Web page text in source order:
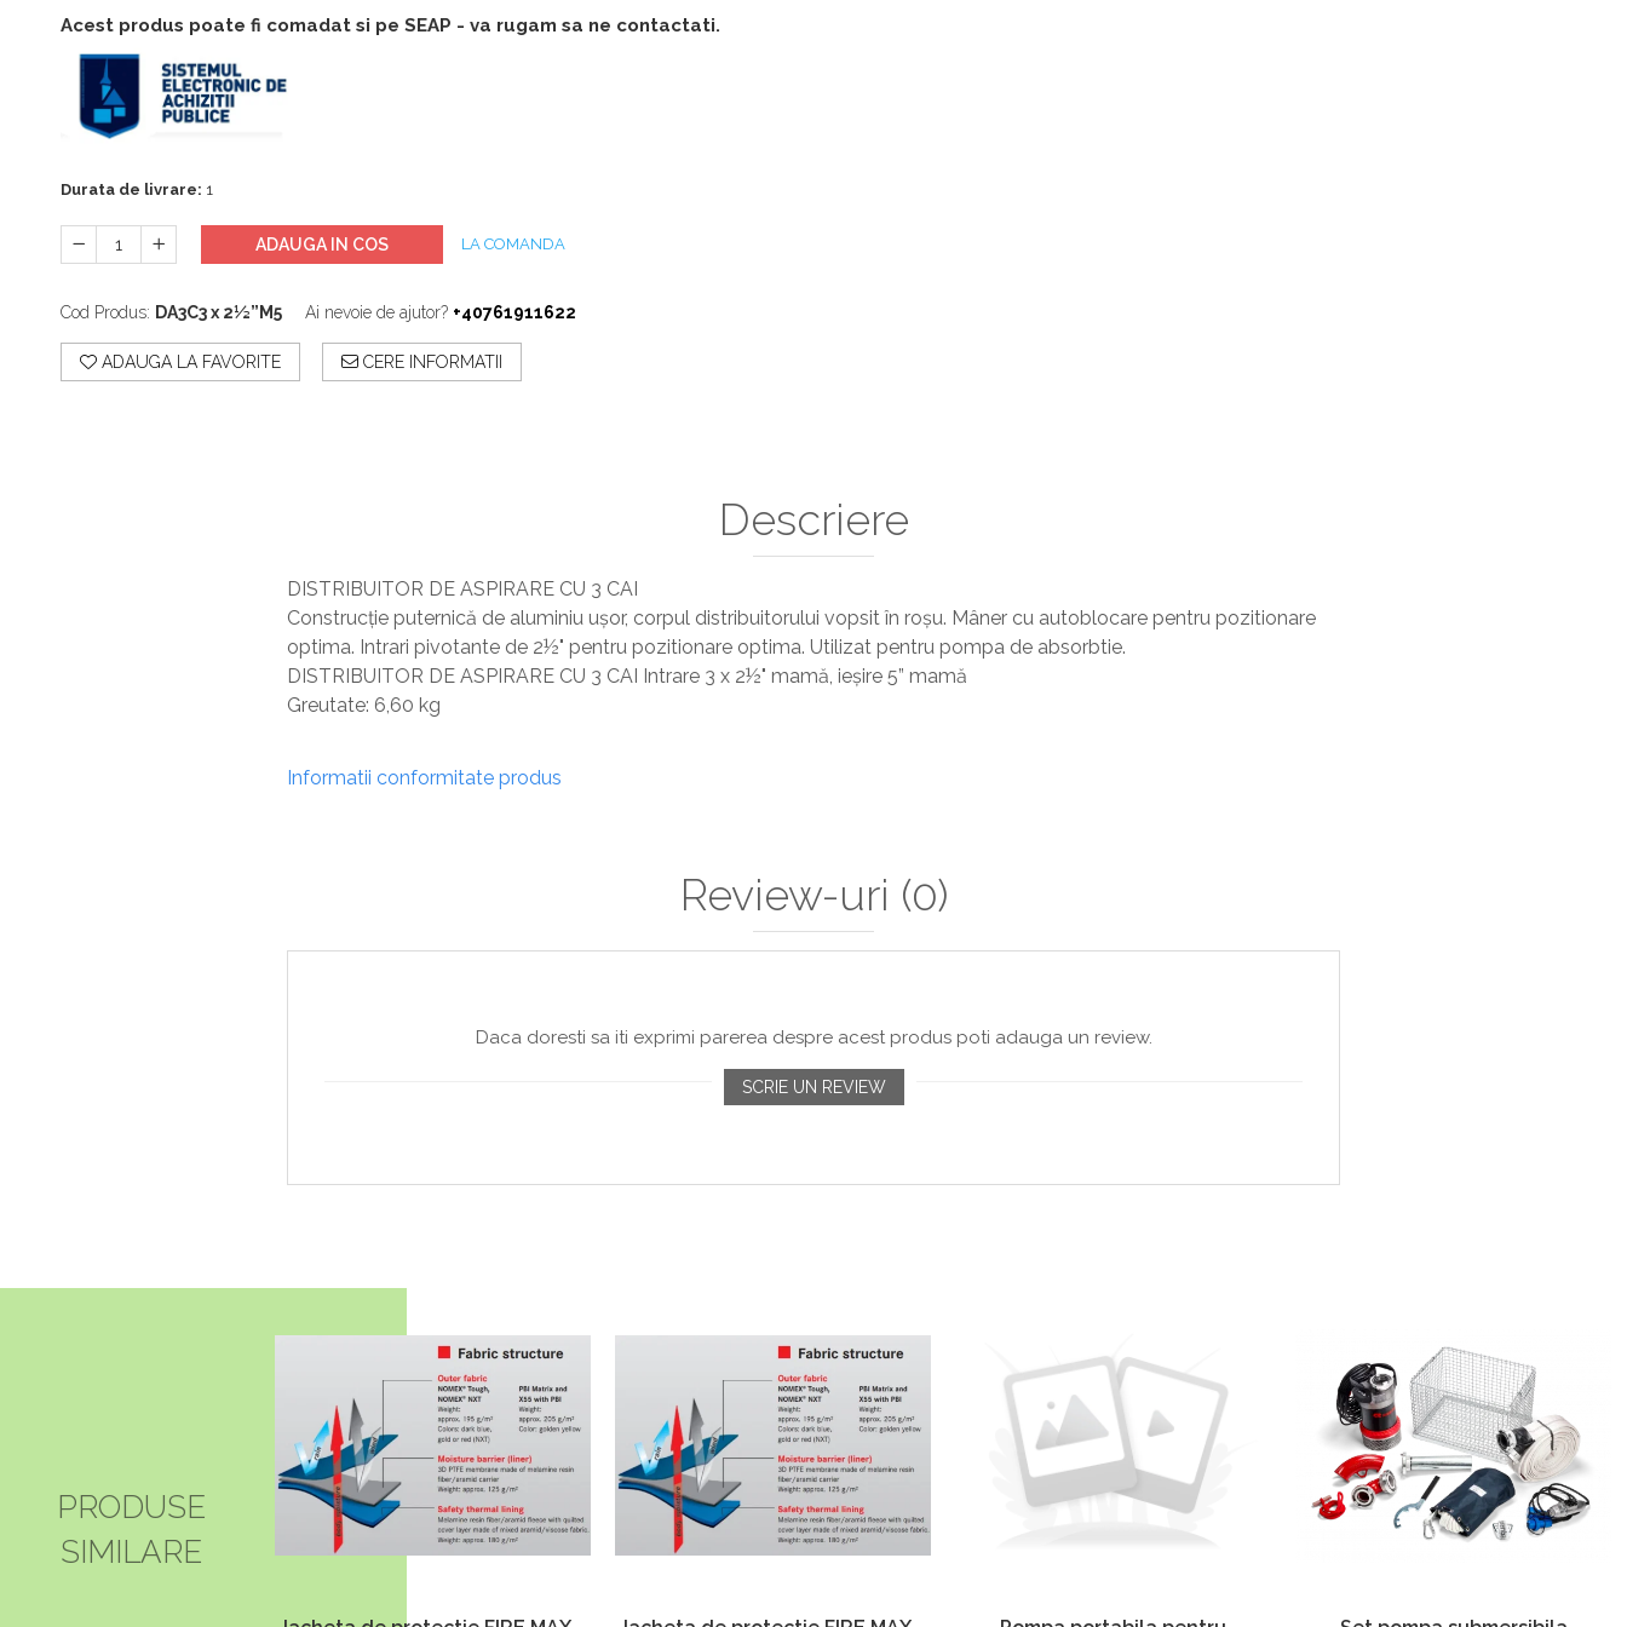
Accesorii
Accesorii generatoare
Camere Termice
Accesorii pentru camere de
termoviziune
Spumei
Furtunuri si accesorii
Detectoare De Gaze
Dispozitive De Masurare
Radiatii
Acest produs poate fi comadat si pe SEAP - va rugam sa ne contactati.
Durata de livrare: 1
ADAUGA IN COS LA COMANDA
Cod Produs: DA3C3 x 2½”M5 Ai nevoie de ajutor? +40761911622
ADAUGA LA FAVORITE CERE INFORMATII
Descriere
DISTRIBUITOR DE ASPIRARE CU 3 CAI
Construcție puternică de aluminiu ușor, corpul distribuitorului vopsit în roșu. Mâner cu autoblocare pentru pozitionare
optima. Intrari pivotante de 2½" pentru pozitionare optima. Utilizat pentru pompa de absorbtie.
DISTRIBUITOR DE ASPIRARE CU 3 CAI Intrare 3 x 2½" mamă, ieșire 5” mamă
Greutate: 6,60 kg
Informatii conformitate produs
Review-uri (0)
Daca doresti sa iti exprimi parerea despre acest produs poti adauga un review.
SCRIE UN REVIEW
PRODUSE
SIMILARE